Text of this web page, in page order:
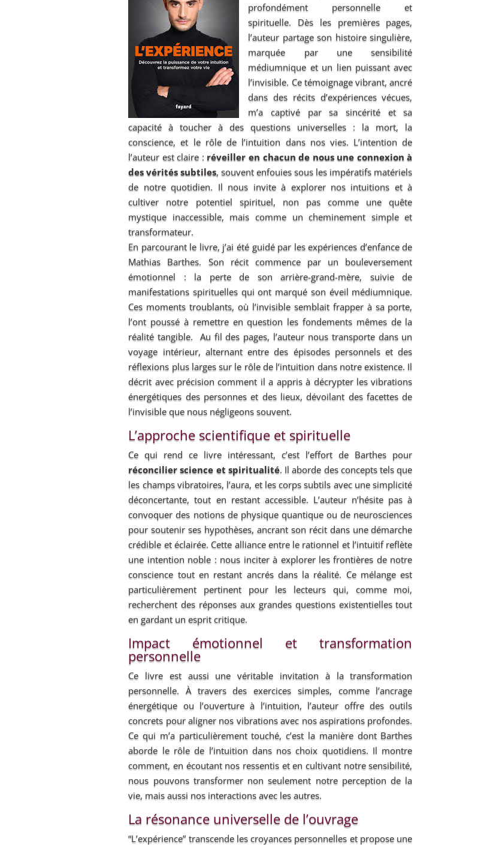
profondément personnelle et
spirituelle. Dès les premières pages,
l’auteur partage son histoire singulière,
marquée par une sensibilité
médiumnique et un lien puissant avec
l’invisible. Ce témoignage vibrant, ancré
dans des récits d’expériences vécues,
m’a captivé par sa sincérité et sa
capacité à toucher à des questions universelles : la mort, la
conscience, et le rôle de l’intuition dans nos vies. L’intention de
l’auteur est claire : réveiller en chacun de nous une connexion à
des vérités subtiles, souvent enfouies sous les impératifs matériels
de notre quotidien. Il nous invite à explorer nos intuitions et à
cultiver notre potentiel spirituel, non pas comme une quête
mystique inaccessible, mais comme un cheminement simple et
transformateur.
En parcourant le livre, j’ai été guidé par les expériences d’enfance de
Mathias Barthes. Son récit commence par un bouleversement
émotionnel : la perte de son arrière-grand-mère, suivie de
manifestations spirituelles qui ont marqué son éveil médiumnique.
Ces moments troublants, où l’invisible semblait frapper à sa porte,
l’ont poussé à remettre en question les fondements mêmes de la
réalité tangible. Au fil des pages, l’auteur nous transporte dans un
voyage intérieur, alternant entre des épisodes personnels et des
réflexions plus larges sur le rôle de l’intuition dans notre existence. Il
décrit avec précision comment il a appris à décrypter les vibrations
énergétiques des personnes et des lieux, dévoilant des facettes de
l’invisible que nous négligeons souvent.
L’approche scientifique et spirituelle
Ce qui rend ce livre intéressant, c’est l’effort de Barthes pour
réconcilier science et spiritualité. Il aborde des concepts tels que
les champs vibratoires, l’aura, et les corps subtils avec une simplicité
déconcertante, tout en restant accessible. L’auteur n’hésite pas à
convoquer des notions de physique quantique ou de neurosciences
pour soutenir ses hypothèses, ancrant son récit dans une démarche
crédible et éclairée. Cette alliance entre le rationnel et l’intuitif reflète
une intention noble : nous inciter à explorer les frontières de notre
conscience tout en restant ancrés dans la réalité. Ce mélange est
particulièrement pertinent pour les lecteurs qui, comme moi,
recherchent des réponses aux grandes questions existentielles tout
en gardant un esprit critique.
Impact émotionnel et transformation
personnelle
Ce livre est aussi une véritable invitation à la transformation
personnelle. À travers des exercices simples, comme l’ancrage
énergétique ou l’ouverture à l’intuition, l’auteur offre des outils
concrets pour aligner nos vibrations avec nos aspirations profondes.
Ce qui m’a particulièrement touché, c’est la manière dont Barthes
aborde le rôle de l’intuition dans nos choix quotidiens. Il montre
comment, en écoutant nos ressentis et en cultivant notre sensibilité,
nous pouvons transformer non seulement notre perception de la
vie, mais aussi nos interactions avec les autres.
La résonance universelle de l’ouvrage
“L’expérience” transcende les croyances personnelles et propose une